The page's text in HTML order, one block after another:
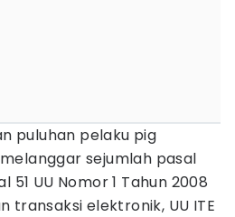
puluhan pelaku pig
sejumlah pasal
UU Nomor 1 Tahun 2008
transaksi elektronik, UU ITE